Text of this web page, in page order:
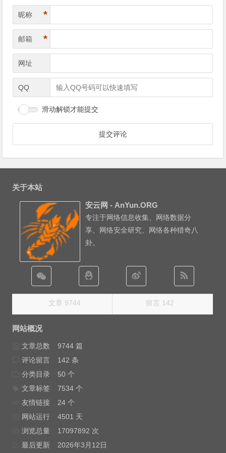
昵称 *
邮箱 *
网址
QQ
滑动解锁才能提交
关于本站
安云网 - AnYun.ORG
专注于网络信息收集、网络数据分
享、网络安全研究、网络各种猎奇八
卦。
文章 9744 留言 142
网站概况
文章总数
9744 篇
评论留言
142 条
分类目录
50 个
文章标签
7534 个
友情链接
24 个
网站运行
4501 天
浏览总量
17097892 次
最后更新
2026年3月12日